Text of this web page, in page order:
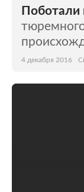
4 декабря 2016